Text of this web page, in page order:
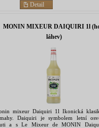
Detail
MONIN MIXEUR DAIQUIRI 1l
láhev)
mixeur Daiquiri 1l Ikonická
Daiquiri je symbolem letní
a s Le Mixeur de MONIN